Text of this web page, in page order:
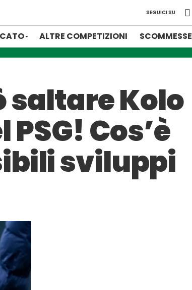
SEGUICI SU
ALTRE COMPETIZIONI SCOMMESSE
saltare Kolo
Cos’è
sviluppi